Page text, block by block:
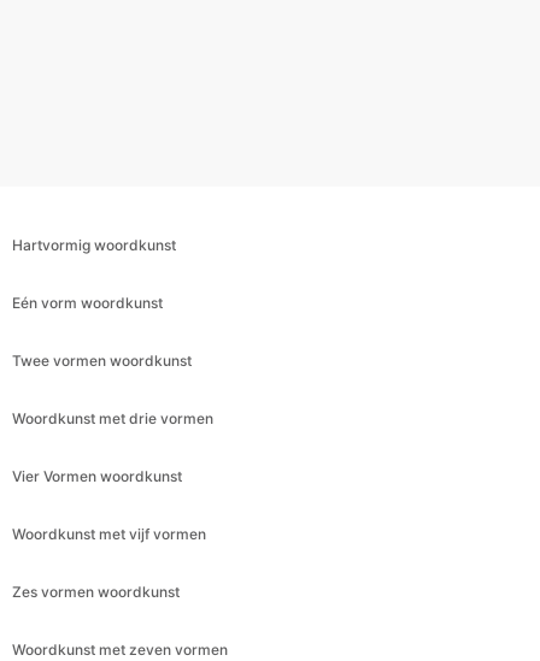
Hartvormig woordkunst
Eén vorm woordkunst
Twee vormen woordkunst
Woordkunst met drie vormen
Vier Vormen woordkunst
Woordkunst met vijf vormen
Zes vormen woordkunst
Woordkunst met zeven vormen